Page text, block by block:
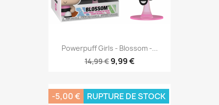
Powerpuff Girls - Blossom -...
14,99 € 9,99 €
-5,00 € RUPTURE DE STOCK